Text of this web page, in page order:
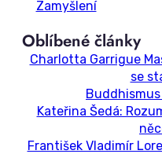
Zamyšlení
Oblíbené články
Charlotta Garrigue
se
Kateřina Šedá:
František Vladimír